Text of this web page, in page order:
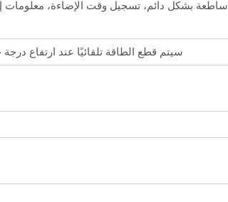
ساطعة بشكل دائم، تسجيل وقت الإضاءة، معلومات
سيتم قطع الطاقة تلقائيًا عند ارتفاع